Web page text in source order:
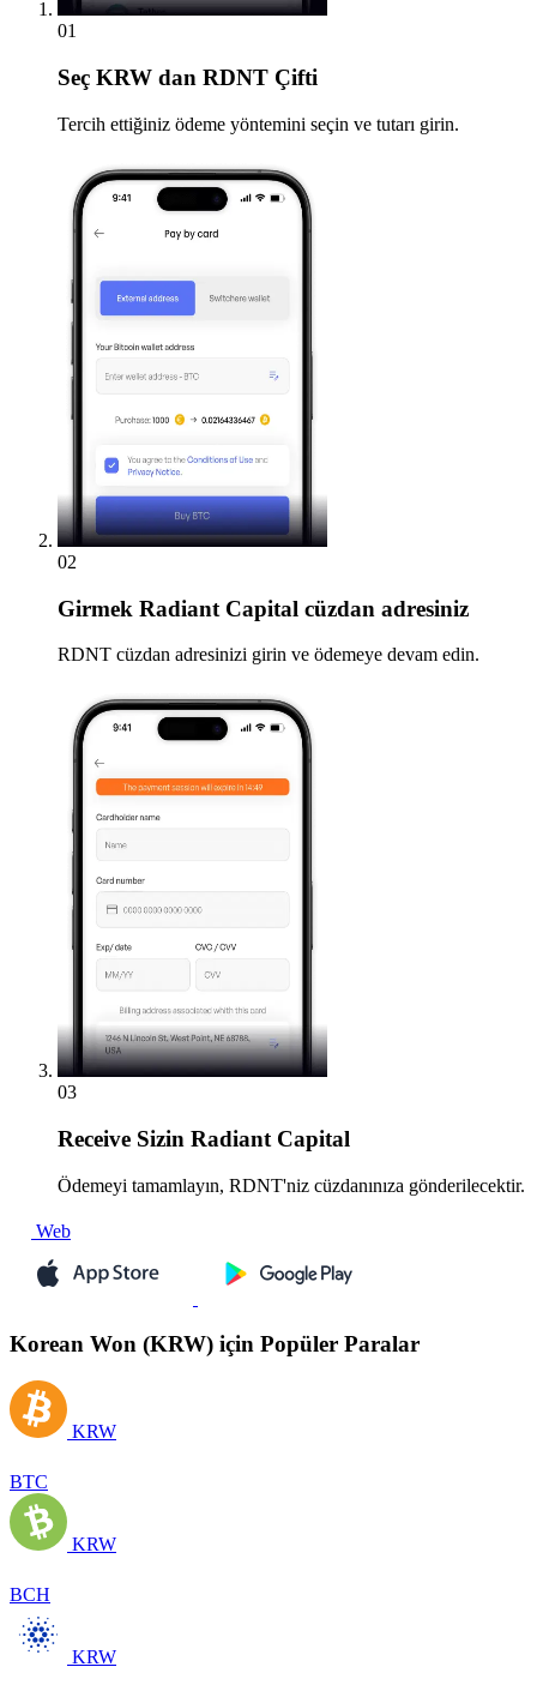
01
Seç KRW dan RDNT Çifti
Tercih ettiğiniz ödeme yöntemini seçin ve tutarı girin.
02
Girmek Radiant Capital cüzdan adresiniz
RDNT cüzdan adresinizi girin ve ödemeye devam edin.
03
Receive Sizin Radiant Capital
Ödemeyi tamamlayın, RDNT'niz cüzdanınıza gönderilecektir.
Web
Korean Won (KRW) için Popüler Paralar
KRW
BTC
KRW
BCH
KRW